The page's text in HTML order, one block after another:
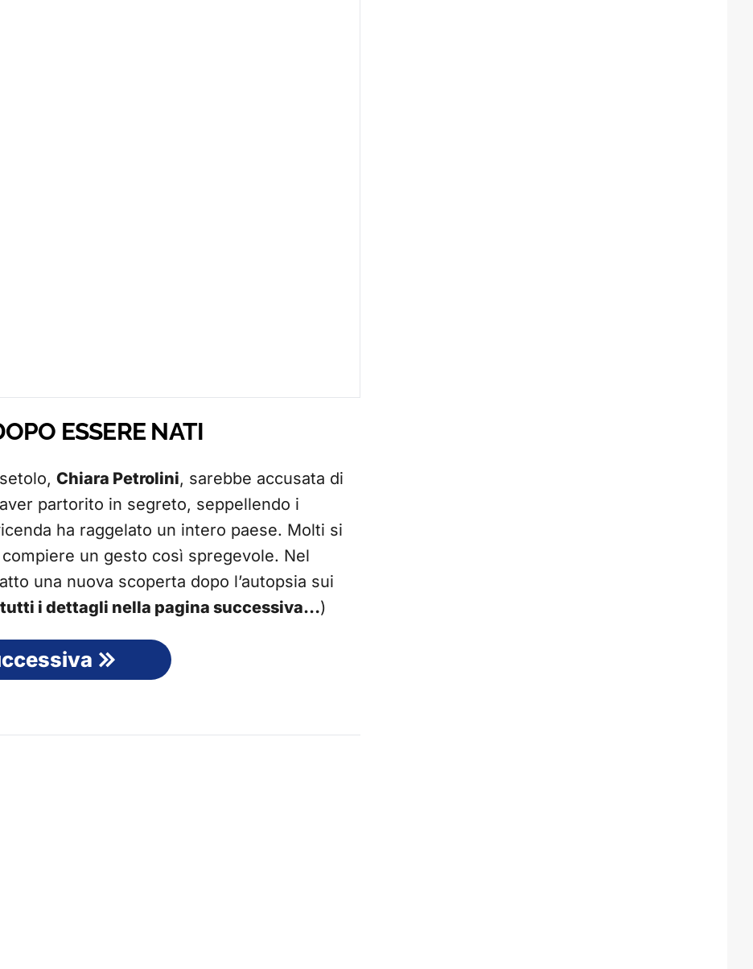
ESSERE NATI
Chiara Petrolini, sarebbe accusata di
partorito in segreto, seppellendo i
ha raggelato un intero paese. Molti si
un gesto così spregevole. Nel
una nuova scoperta dopo l’autopsia sui
i dettagli nella pagina successiva…)